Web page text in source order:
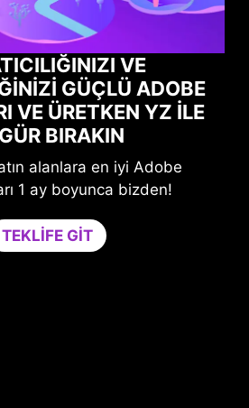
NORTON GAME
OYUN
MAKSIMUMA
Oyundan ödün vermeden
Game Optimizer, optimum
gerekli CPU gücünü adamak